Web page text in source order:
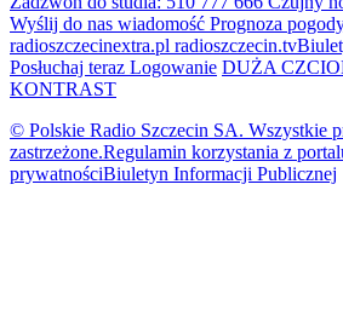
Wyślij do nas wiadomość Prognoza
radioszczecinextra.pl radioszczecin.tv
Posłuchaj teraz Logowanie DUŻA
KONTRAST
© Polskie Radio Szczecin SA. Wszystkie
zastrzeżone.Regulamin korzystania z
prywatnościBiuletyn Informacji Publicznej